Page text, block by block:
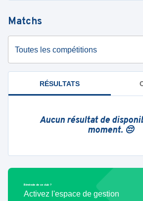
Matchs
Toutes les compétitions
RÉSULTATS
Aucun résultat de
moment. 😔
Bénévole de ce club ?
Activez l'espace de gestion